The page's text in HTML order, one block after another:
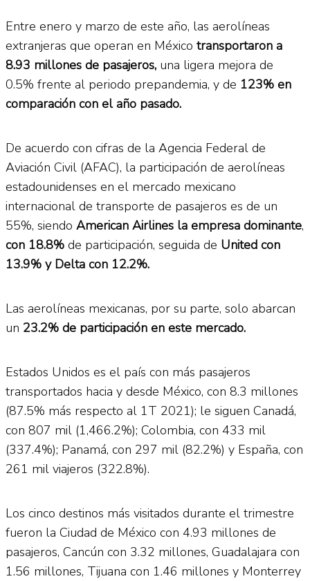
Entre enero y marzo de este año, las aerolíneas
extranjeras que operan en México transportaron a
8.93 millones de pasajeros, una ligera mejora de
0.5% frente al periodo prepandemia, y de 123% en
comparación con el año pasado.
De acuerdo con cifras de la Agencia Federal de
Aviación Civil (AFAC), la participación de aerolíneas
estadounidenses en el mercado mexicano
internacional de transporte de pasajeros es de un
55%, siendo American Airlines la empresa dominante,
con 18.8% de participación, seguida de United con
13.9% y Delta con 12.2%.
Las aerolíneas mexicanas, por su parte, solo abarcan
un 23.2% de participación en este mercado.
Estados Unidos es el país con más pasajeros
transportados hacia y desde México, con 8.3 millones
(87.5% más respecto al 1T 2021); le siguen Canadá,
con 807 mil (1,466.2%); Colombia, con 433 mil
(337.4%); Panamá, con 297 mil (82.2%) y España, con
261 mil viajeros (322.8%).
Los cinco destinos más visitados durante el trimestre
fueron la Ciudad de México con 4.93 millones de
pasajeros, Cancún con 3.32 millones, Guadalajara con
1.56 millones, Tijuana con 1.46 millones y Monterrey